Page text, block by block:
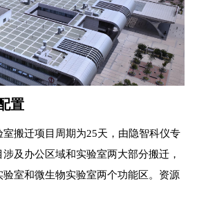
置
搬迁项目周期为25天，由隐智科仪专
及办公区域和实验室两大部分搬迁，
室和微生物实验室两个功能区。资源